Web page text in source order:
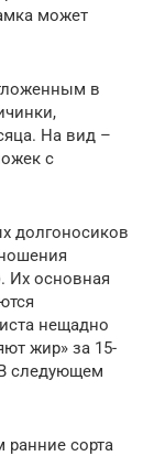
может
в
На вид –
с
долгоносиков
Их основная
нещадно
жир» за 15-
следующем
сорта